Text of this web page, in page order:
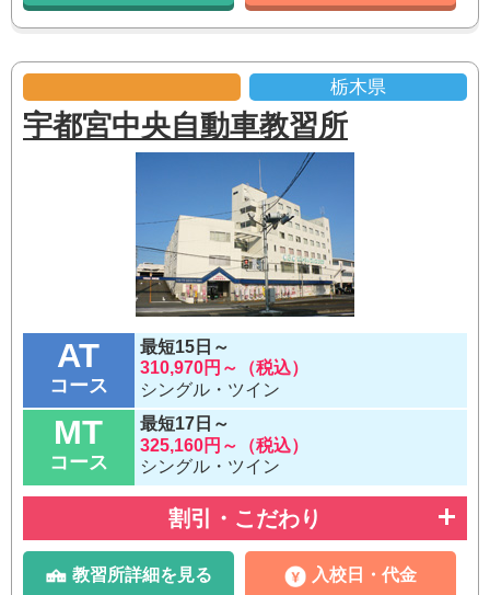
栃木県
宇都宮中央自動車教習所
AT
コース
最短15日～
310,970円～（税込）
シングル・ツイン
MT
コース
最短17日～
325,160円～（税込）
シングル・ツイン
割引・こだわり
教習所詳細を見る 入校日・代金